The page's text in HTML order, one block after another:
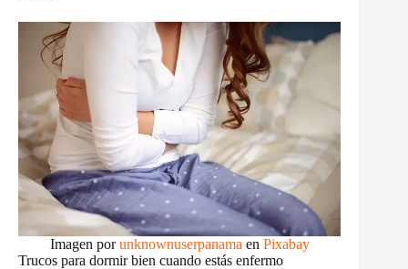
Imagen porunknownuserpanama en Pixabay
Trucos para dormir bien cuando estás enfermo